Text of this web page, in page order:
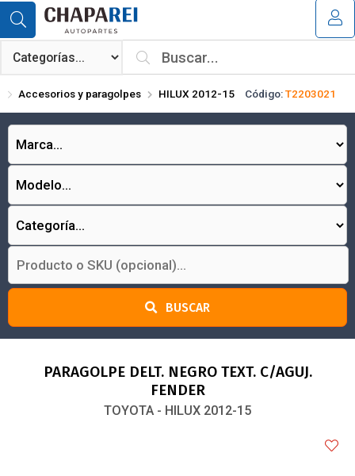
Compartir por email
¿Tienes cupón de descuento?
Accesorios y paragolpes HILUX 2012-15 Código:T2203021
BUSCAR
PARAGOLPE DELT. NEGRO TEXT. C/AGUJ.
FENDER
TOYOTA - HILUX 2012-15